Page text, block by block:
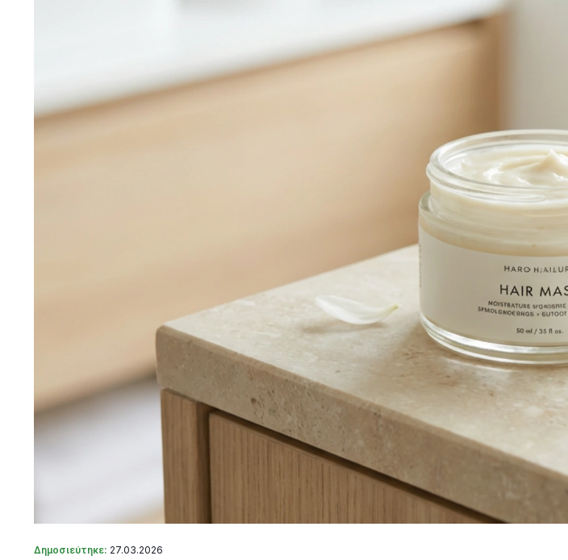
Δημοσιεύτηκε: 27.03.2026